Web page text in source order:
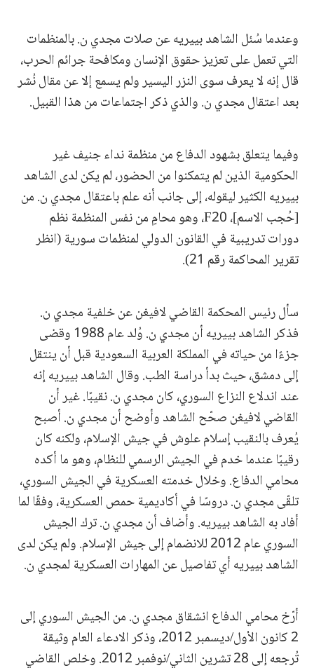
وعندما سُئل الشاهد بييريه عن صلات مجدي ن. بالمنظمات
التي تعمل على تعزيز حقوق الإنسان ومكافحة جرائم الحرب،
قال إنه لا يعرف سوى النزر اليسير ولم يسمع إلا عن مقال نُشر
بعد اعتقال مجدي ن. والذي ذكر اجتماعات من هذا القبيل.
وفيما يتعلق بشهود الدفاع من منظمة نداء جنيف غير
الحكومية الذين لم يتمكنوا من الحضور، لم يكن لدى الشاهد
بييريه الكثير ليقوله، إلى جانب أنه علم باعتقال مجدي ن. من
[حُجب الاسم]، F20، وهو محامٍ من نفس المنظمة نظم
دورات تدريبية في القانون الدولي لمنظمات سورية (انظر
تقرير المحاكمة رقم 21).
سأل رئيس المحكمة القاضي لافيغن عن خلفية مجدي ن.
فذكر الشاهد بييريه أن مجدي ن. وُلد عام 1988 وقضى
جزءًا من حياته في المملكة العربية السعودية قبل أن ينتقل
إلى دمشق، حيث بدأ دراسة الطب. وقال الشاهد بييريه إنه
عند اندلاع النزاع السوري، كان مجدي ن. نقيبًا. غير أن
القاضي لافيغن صحّح الشاهد وأوضح أن مجدي ن. أصبح
يُعرف بالنقيب إسلام علوش في جيش الإسلام، ولكنه كان
رقيبًا عندما خدم في الجيش الرسمي للنظام، وهو ما أكده
محامي الدفاع. وخلال خدمته العسكرية في الجيش السوري،
تلقّى مجدي ن. دروسًا في أكاديمية حمص العسكرية، وفقًا لما
أفاد به الشاهد بييريه. وأضاف أن مجدي ن. ترك الجيش
السوري عام 2012 للانضمام إلى جيش الإسلام. ولم يكن لدى
الشاهد بييريه أي تفاصيل عن المهارات العسكرية لمجدي ن.
أرّخ محامي الدفاع انشقاق مجدي ن. من الجيش السوري إلى
2 كانون الأول/ديسمبر 2012، وذكر الادعاء العام وثيقة
تُرجعه إلى 28 تشرين الثاني/نوفمبر 2012. وخلص القاضي